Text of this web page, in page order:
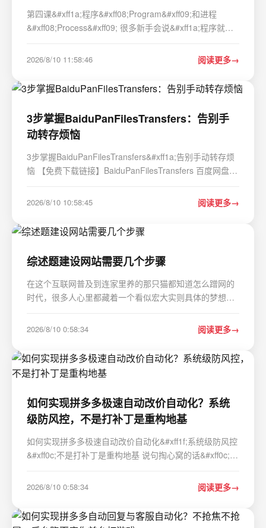
第四课&#xff1a;程序&#xff08;Program&#xff09;和进程
&#xff08;Process&#xff09; 很多新手会说&#xff1a;程序就是
先来看一个生活中的例子。先讲一个故事 假设你去饭店。
2026/8/10 11:58:46 阅读更多
3步掌握BaiduPanFilesTransfers：告别手
动转存烦恼
3步掌握BaiduPanFilesTransfers&#xff1a;告别手动转存烦
恼 【免费下载链接】BaiduPanFilesTransfers 百度网盘批
https://gitcode.com/gh_mirrors/ba/BaiduPanFilesTransfers
2026/8/10 10:58:45 阅读更多
综述题建设网站需要几个步骤
在这个互联网普及到连家里养的那只猫都知道怎么蹭网的
时代，很多人心里都藏着一个看似宏大实则具体的梦想：
品集，也许是想把自家的特产通过电商平台卖出去，又或
小公司…
2026/8/10 0:58:34 阅读更多
如何实现拼多多极速自动改价自动化？系统
级防风控，不是打补丁是重构地基
如何实现拼多多极速自动改价自动化&#xff1f;系统级防风控
&#xff0c;不是打补丁是重构地基 说句掏心窝的话&#xff0c;做
价&#xff0c;是店群运营中最耗人力也最容易出错的环节。
2026/8/10 0:58:34 阅读更多